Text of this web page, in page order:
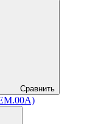
Сравнить